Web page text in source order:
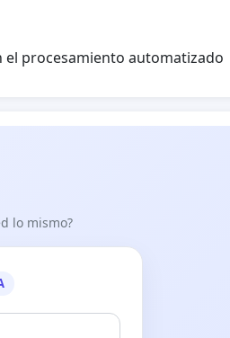
el procesamiento automatizado
lo mismo?